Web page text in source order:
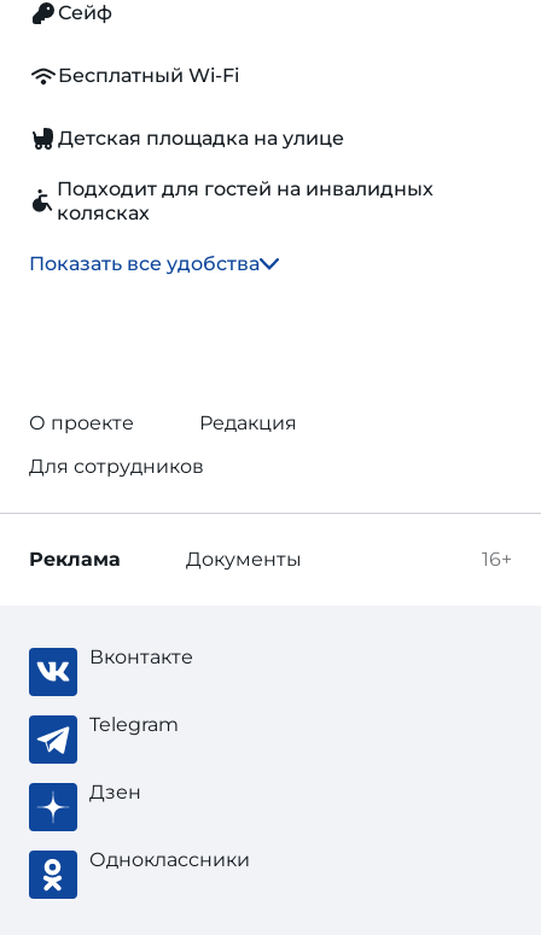
Сейф
Бесплатный Wi-Fi
Детская площадка на улице
Подходит для гостей на инвалидных
колясках
Показать все удобства
О проекте
Редакция
Для сотрудников
16+
Реклама Документы
Вконтакте
Telegram
Дзен
Одноклассники